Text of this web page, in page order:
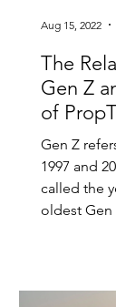
The
Gen Z
of
Gen Z
1997 and
called the
oldest Gen
Aug 15, 2022